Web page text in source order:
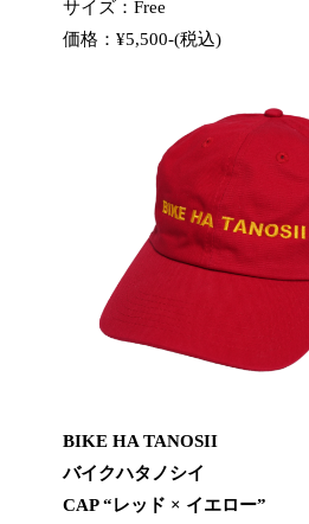
サイズ：
価格：¥5,500-(税込)
BIKE HA TANOSII
バイクハタノシイ
CAP “レッド × イエロー”